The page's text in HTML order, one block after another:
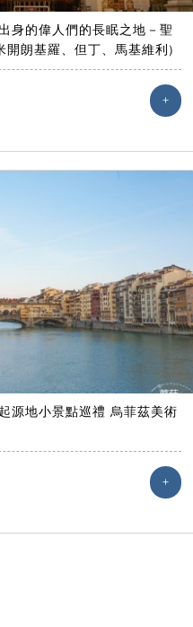
身的偉人們的長眠之地－聖
開朗基羅、但丁、馬基維利)
+
源地小景點巡禮 烏菲茲美術
+